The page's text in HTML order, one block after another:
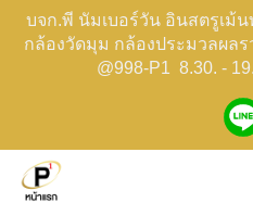
บจก.พี นัมเบอร์วัน อินสตรูเม้น
กล้องวัดมุม กล้องประมวลผล
@998-P1 8.30. -